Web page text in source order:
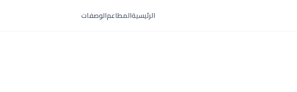
الرئيسيةالمطاعمالوصفات